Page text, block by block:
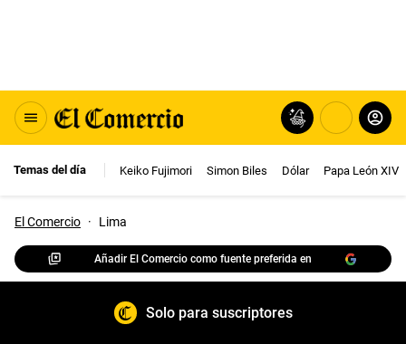
Temas del día Keiko Fujimori Simon Biles Dólar Papa León XIV
El Comercio · Lima
Añadir El Comercio como fuente preferida en
Solo para suscriptores